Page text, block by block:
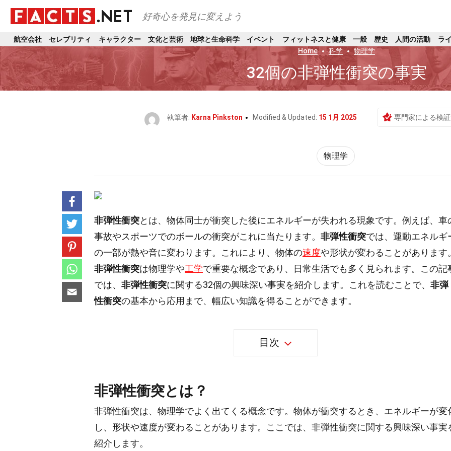
好奇心を発見に変えよう
航空会社 セレブリティ キャラクター 文化と芸術 地球と生命科学 イベント フィットネスと健康 一般 歴史 人間の活動 ラ
Home
科学 物理学
32個の非弾性衝突の事実
執筆者: Karna Pinkston Modified & Updated: 15 1月 2025 専門家による検
物理学
非弾性衝突とは、物体同士が衝突した後にエネルギーが失われる現象です。例えば、車
事故やスポーツでのボールの衝突がこれに当たります。 非弾性衝突では、運動エネルギ
の一部が熱や音に変わります。これにより、物体の速度や形状が変わることがあります。
非弾性衝突は物理学や工学で重要な概念であり、日常生活でも多く見られます。この記
では、 非弾性衝突に関する32個の興味深い事実を紹介します。これを読むことで、 非弾
性衝突の基本から応用まで、幅広い知識を得ることができます。
目次
非弾性衝突とは？
非弾性衝突は、物理学でよく出てくる概念です。物体が衝突するとき、エネルギーが変
し、形状や速度が変わることがあります。ここでは、非弾性衝突に関する興味深い事実
紹介します。